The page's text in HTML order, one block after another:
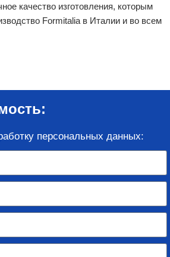
качество изготовления, которым
Formitalia в Италии и во всем
персональных данных: